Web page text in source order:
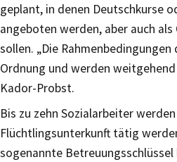
geplant, in denen Deutschkurse
angeboten werden, aber auch
sollen. „Die Rahmenbedingungen
Ordnung und werden
Kador-Probst.
Bis zu zehn Sozialarbeiter
Flüchtlingsunterkunft tätig
sogenannte